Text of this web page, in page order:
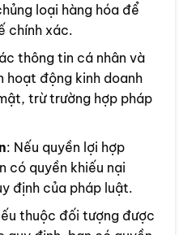
loại hàng hóa để
chính xác.
thông tin cá nhân và
hoạt động kinh doanh
trừ trường hợp pháp
: Nếu quyền lợi hợp
có quyền khiếu nại
định của pháp luật.
thuộc đối tượng được